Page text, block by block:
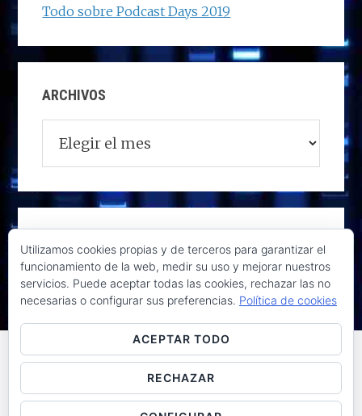
Todo sobre Podcast Days 2019
ARCHIVOS
Raúl de la Puente - Derechos reservados© 2026 ·
Acceder
Utilizamos cookies propias y de terceros para garantizar el
funcionamiento de la web, medir su uso y mejorar nuestros
servicios. Puede aceptar todas las cookies, rechazar las no
necesarias o configurar sus preferencias. Política de cookies
ACEPTAR TODO
RECHAZAR